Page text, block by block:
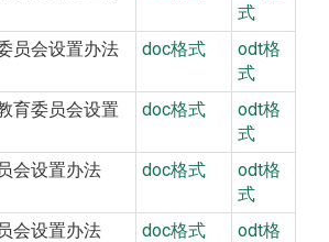
式
员会设置办法
doc格式
odt格
式
育委员会设置
doc格式
odt格
式
会设置办法
doc格式
odt格
式
会设置办法
doc格式
odt格